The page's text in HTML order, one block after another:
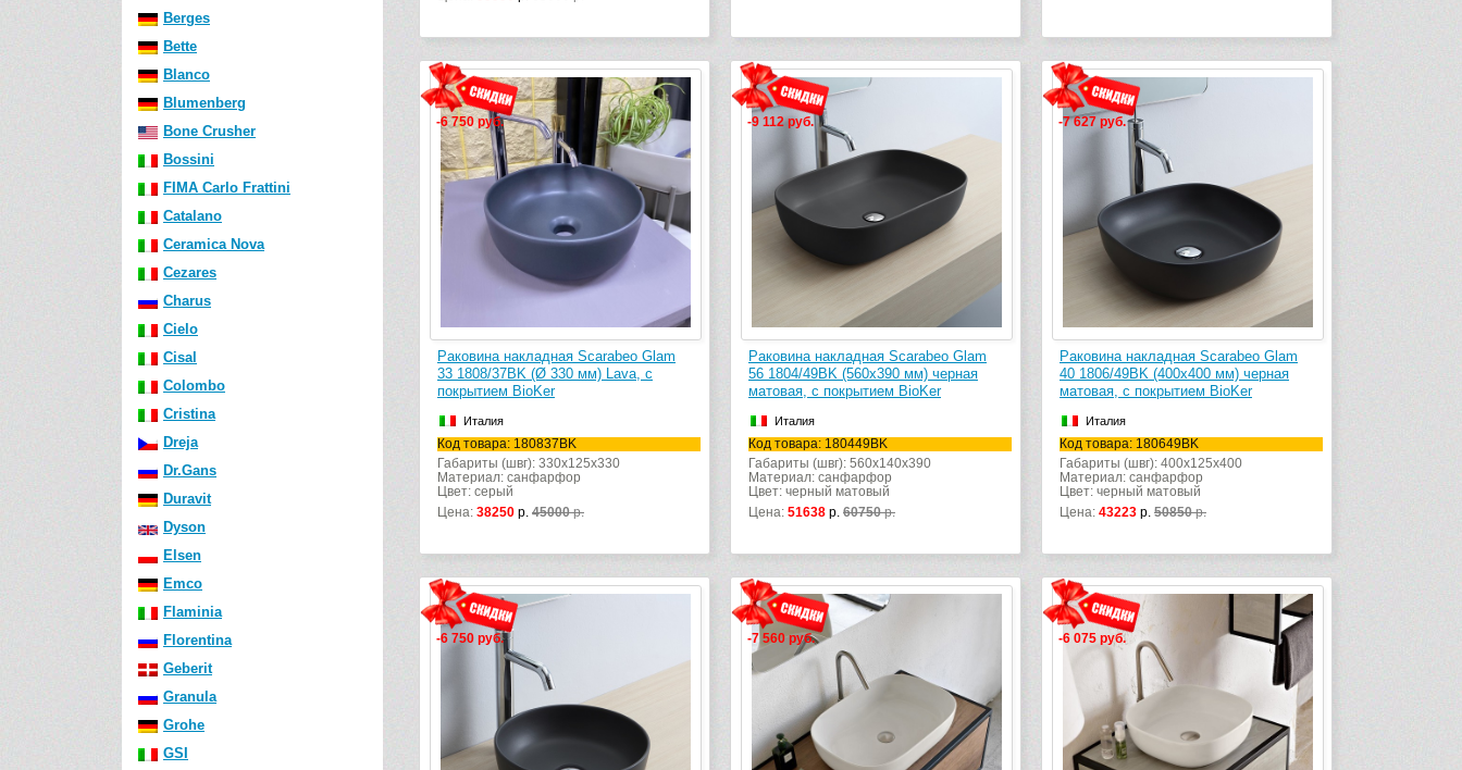
Berges
Bette
Blanco
Blumenberg
Bone Crusher
Bossini
FIMA Carlo Frattini
Catalano
Ceramica Nova
Cezares
Charus
Cielo
Cisal
Colombo
Cristina
Dreja
Dr.Gans
Duravit
Dyson
Elsen
Emco
Flaminia
Florentina
Geberit
Granula
Grohe
GSI
-6 750 руб.
Раковина накладная Scarabeo Glam
33 1808/37BK (Ø 330 мм) Lava, с
покрытием BioKer
Италия
Код товара: 180837BK
Габариты (швг): 330x125x330
Материал: санфарфор
Цвет: серый
Цена: 38250 р. 45000р.
-9 112 руб.
Раковина накладная Scarabeo Glam
56 1804/49BK (560х390 мм) черная
матовая, с покрытием BioKer
Италия
Код товара: 180449BK
Габариты (швг): 560x140x390
Материал: санфарфор
Цвет: черный матовый
Цена: 51638 р. 60750р.
-7 627 руб.
Раковина накладная Scarabeo Glam
40 1806/49BK (400х400 мм) черная
матовая, с покрытием BioKer
Италия
Код товара: 180649BK
Габариты (швг): 400x125x400
Материал: санфарфор
Цвет: черный матовый
Цена: 43223 р. 50850р.
-6 750 руб. -7 560 руб. -6 075 руб.